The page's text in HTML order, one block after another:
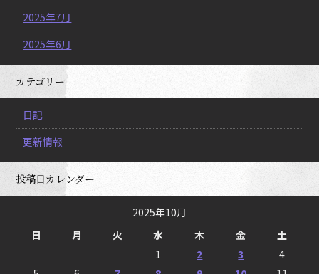
2025年7月
2025年6月
カテゴリー
日記
更新情報
投稿日カレンダー
2025年10月
日
月 火 水 木 金
土
1
2 3
4